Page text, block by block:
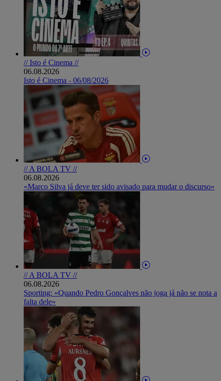
// Isto é Cinema //
06.08.2026
Isto é Cinema - 06/08/2026
// A BOLA TV //
06.08.2026
«Marco Silva já deve ter sido avisado para mudar o discurso»
// A BOLA TV //
06.08.2026
Sporting: «Quando Pedro Gonçalves não joga já não se nota a
falta dele»